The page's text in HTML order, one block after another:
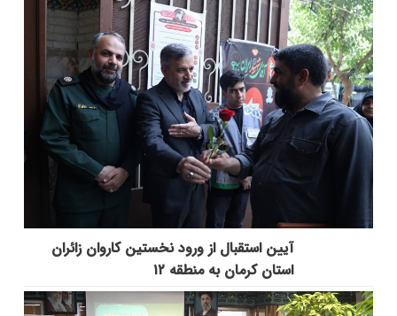
آیین استقبال از ورود نخستین کاروان زائران
استان کرمان به منطقه ۱۲